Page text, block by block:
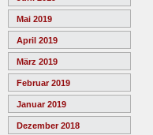
Mai 2019
April 2019
März 2019
Februar 2019
Januar 2019
Dezember 2018